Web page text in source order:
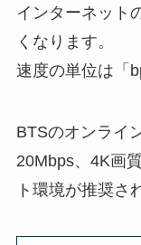
インターネット
くなります。
速度の単位は「
BTSのオンライ
20Mbps、4K画
ト環境が推奨さ